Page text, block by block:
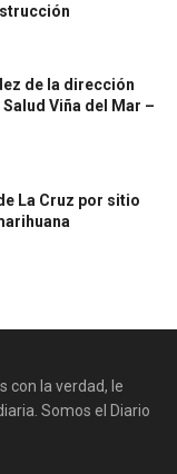
de la dirección
Viña del Mar –
La Cruz por sitio
con la verdad, le
Somos el Diario